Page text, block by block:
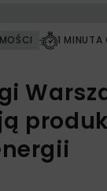
1 MINUTA